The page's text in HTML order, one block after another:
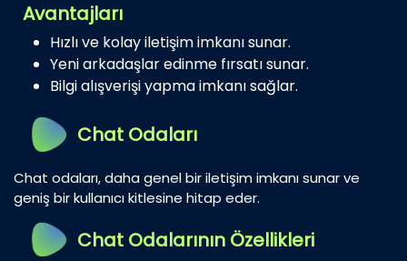
Avantajları
Hızlı ve kolay iletişim imkanı sunar.
Yeni arkadaşlar edinme fırsatı sunar.
Bilgi alışverişi yapma imkanı sağlar.
Chat Odaları
Chat odaları, daha genel bir iletişim imkanı sunar ve
geniş bir kullanıcı kitlesine hitap eder.
Chat Odalarının Özellikleri